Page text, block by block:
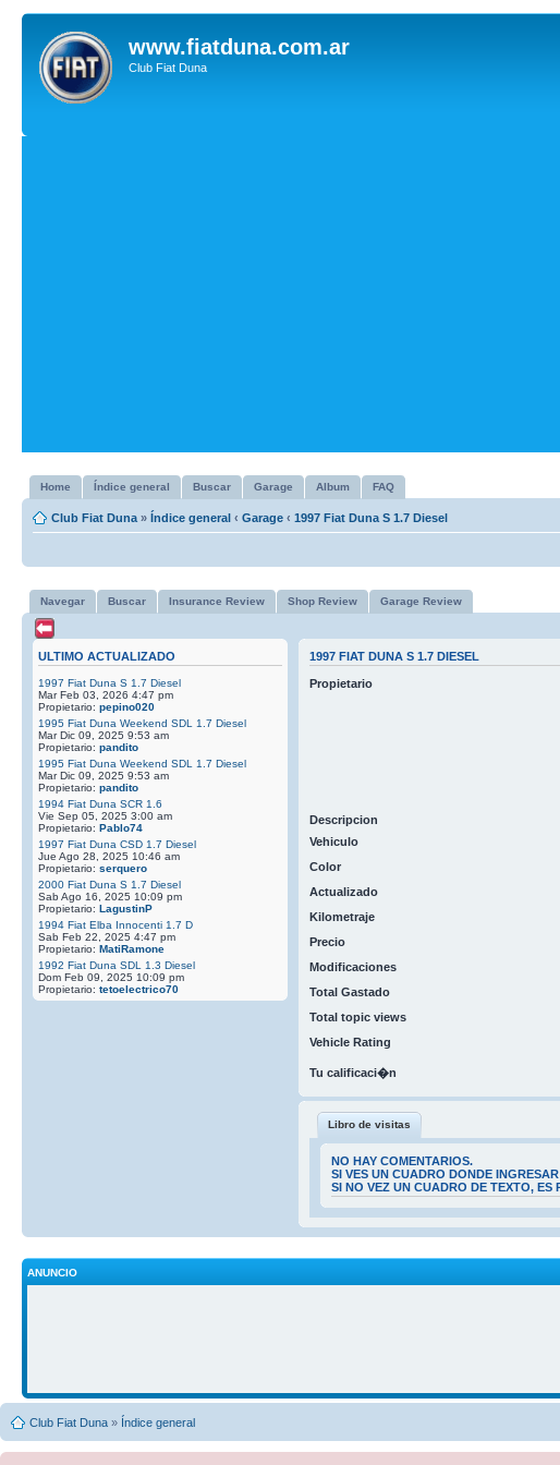
www.fiatduna.com.ar
Club Fiat Duna
Home Índice general Buscar Garage Album FAQ
Club Fiat Duna » Índice general ‹ Garage ‹ 1997 Fiat Duna S 1.7 Diesel
Navegar Buscar Insurance Review Shop Review Garage Review
ULTIMO ACTUALIZADO
1997 Fiat Duna S 1.7 Diesel
Mar Feb 03, 2026 4:47 pm
Propietario: pepino020
1995 Fiat Duna Weekend SDL 1.7 Diesel
Mar Dic 09, 2025 9:53 am
Propietario: pandito
1995 Fiat Duna Weekend SDL 1.7 Diesel
Mar Dic 09, 2025 9:53 am
Propietario: pandito
1994 Fiat Duna SCR 1.6
Vie Sep 05, 2025 3:00 am
Propietario: Pablo74
1997 Fiat Duna CSD 1.7 Diesel
Jue Ago 28, 2025 10:46 am
Propietario: serquero
2000 Fiat Duna S 1.7 Diesel
Sab Ago 16, 2025 10:09 pm
Propietario: LagustinP
1994 Fiat Elba Innocenti 1.7 D
Sab Feb 22, 2025 4:47 pm
Propietario: MatiRamone
1992 Fiat Duna SDL 1.3 Diesel
Dom Feb 09, 2025 10:09 pm
Propietario: tetoelectrico70
1997 FIAT DUNA S 1.7 DIESEL
Propietario
Descripcion
Vehiculo
Color
Actualizado
Kilometraje
Precio
Modificaciones
Total Gastado
Total topic views
Vehicle Rating
Tu calificaci�n
Libro de visitas
NO HAY COMENTARIOS.
SI VES UN CUADRO DONDE
SI NO VEZ UN CUADRO DE TEXTO,
ANUNCIO
Club Fiat Duna » Índice general